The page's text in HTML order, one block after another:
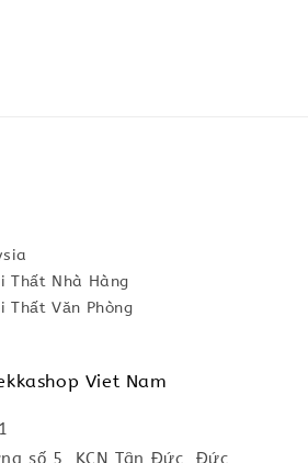
Thất Nhà Hàng
Thất Văn Phòng
Viet Nam
số 5, KCN Tân Đức, Đức